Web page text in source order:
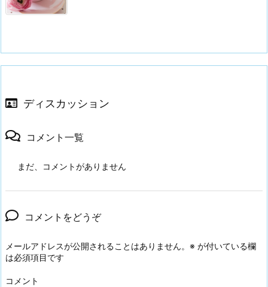
ディスカッション
コメント一覧
まだ、コメントがありません
コメントをどうぞ
メールアドレスが公開されることはありません。 ※ が付いている欄
は必須項目です
コメント